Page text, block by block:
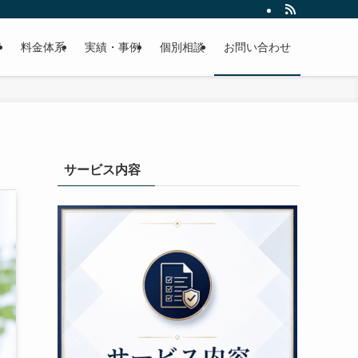
料金体系 実績・事例 個別相談 お問い合わせ
サービス内容